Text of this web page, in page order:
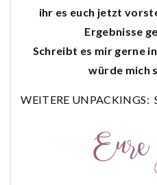
ihr es euch jetzt
Ergebnisse
Schreibt es mir gerne
würde mich
WEITERE UNPACKINGS: